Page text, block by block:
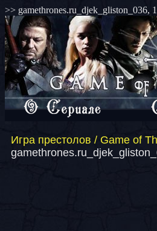
>> gamethrones.ru_djek_gliston_036,
Игра престолов / Game of